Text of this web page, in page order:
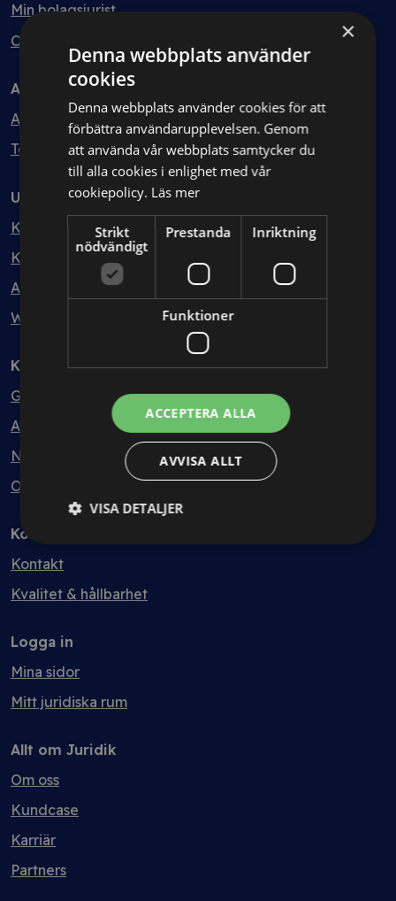
Min bolagsjurist
Ombud
Avtal
Avtalshantering
Testa kostnadsfritt
Utbildning
Kurser
Kurspaket
Abonnemang
Webbinarium
Kunskapsbank
Guider
Avtalsmallar
Nyheter
Ordlista
Kontakt
Kontakt
Kvalitet & hållbarhet
Logga in
Mina sidor
Mitt juridiska rum
Allt om Juridik
Om oss
Kundcase
Karriär
Partners
×
Denna webbplats använder
cookies
Denna webbplats använder cookies för att
förbättra användarupplevelsen. Genom
att använda vår webbplats samtycker du
till alla cookies i enlighet med vår
cookiepolicy. Läs mer
Strikt
nödvändigt
Prestanda Inriktning
Funktioner
ACCEPTERA ALLA
AVVISA ALLT
VISA DETALJER